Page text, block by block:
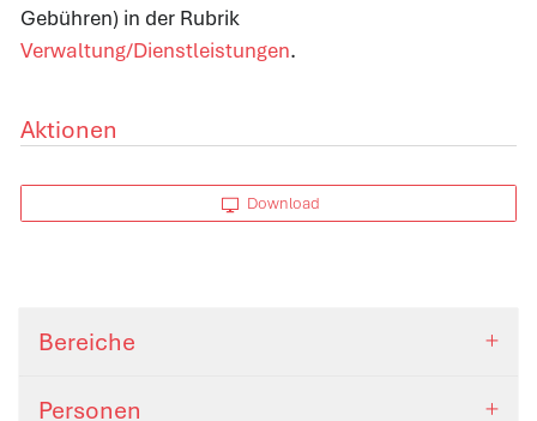
Gebühren) in der Rubrik
Verwaltung/Dienstleistungen.
Aktionen
Download
Bereiche
Personen